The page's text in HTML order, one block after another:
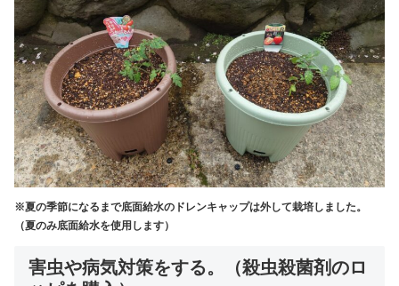
※夏の季節になるまで底面給水のドレンキャップは外して栽培しました。
（夏のみ底面給水を使用します）
害虫や病気対策をする。（殺虫殺菌剤のロ